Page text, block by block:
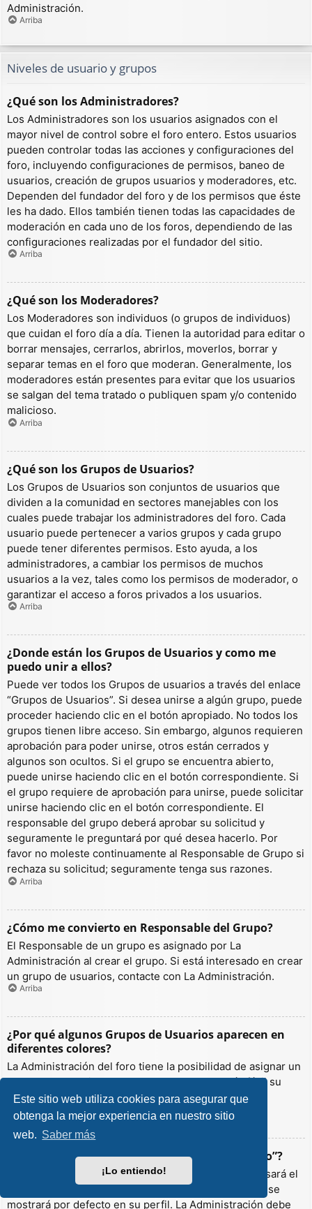
Este sitio web utiliza cookies para asegurar que
obtenga la mejor experiencia en nuestro sitio
web. Saber más
¡Lo entiendo!
Administración.
Arriba
Niveles de usuario y grupos
¿Qué son los Administradores?
Los Administradores son los usuarios asignados con el
mayor nivel de control sobre el foro entero. Estos usuarios
pueden controlar todas las acciones y configuraciones del
foro, incluyendo configuraciones de permisos, baneo de
usuarios, creación de grupos usuarios y moderadores, etc.
Dependen del fundador del foro y de los permisos que éste
les ha dado. Ellos también tienen todas las capacidades de
moderación en cada uno de los foros, dependiendo de las
configuraciones realizadas por el fundador del sitio.
Arriba
¿Qué son los Moderadores?
Los Moderadores son individuos (o grupos de individuos)
que cuidan el foro día a día. Tienen la autoridad para editar o
borrar mensajes, cerrarlos, abrirlos, moverlos, borrar y
separar temas en el foro que moderan. Generalmente, los
moderadores están presentes para evitar que los usuarios
se salgan del tema tratado o publiquen spam y/o contenido
malicioso.
Arriba
¿Qué son los Grupos de Usuarios?
Los Grupos de Usuarios son conjuntos de usuarios que
dividen a la comunidad en sectores manejables con los
cuales puede trabajar los administradores del foro. Cada
usuario puede pertenecer a varios grupos y cada grupo
puede tener diferentes permisos. Esto ayuda, a los
administradores, a cambiar los permisos de muchos
usuarios a la vez, tales como los permisos de moderador, o
garantizar el acceso a foros privados a los usuarios.
Arriba
¿Donde están los Grupos de Usuarios y como me
puedo unir a ellos?
Puede ver todos los Grupos de usuarios a través del enlace
“Grupos de Usuarios”. Si desea unirse a algún grupo, puede
proceder haciendo clic en el botón apropiado. No todos los
grupos tienen libre acceso. Sin embargo, algunos requieren
aprobación para poder unirse, otros están cerrados y
algunos son ocultos. Si el grupo se encuentra abierto,
puede unirse haciendo clic en el botón correspondiente. Si
el grupo requiere de aprobación para unirse, puede solicitar
unirse haciendo clic en el botón correspondiente. El
responsable del grupo deberá aprobar su solicitud y
seguramente le preguntará por qué desea hacerlo. Por
favor no moleste continuamente al Responsable de Grupo si
rechaza su solicitud; seguramente tenga sus razones.
Arriba
¿Cómo me convierto en Responsable del Grupo?
El Responsable de un grupo es asignado por La
Administración al crear el grupo. Si está interesado en crear
un grupo de usuarios, contacte con La Administración.
Arriba
¿Por qué algunos Grupos de Usuarios aparecen en
diferentes colores?
La Administración del foro tiene la posibilidad de asignar un
color a los usuarios de un grupo para hacer más fácil su
identificación.
Arriba
¿Qué es un “Grupo de Usuarios predeterminado”?
Si es miembro de más de un grupo por defecto, se usará el
“predeterminado” para determinar qué color y rango se
mostrará por defecto en su perfil. La Administración debe